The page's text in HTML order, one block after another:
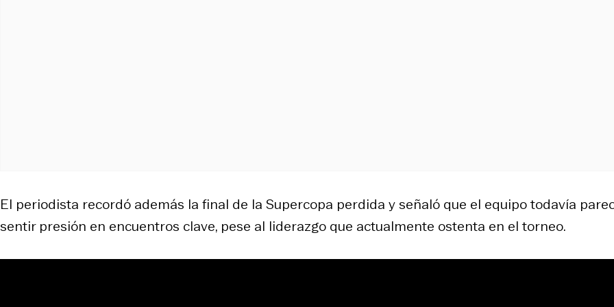
El periodista recordó además la final de la Supercopa perdida y señaló que el equipo todavía
sentir presión en encuentros clave, pese al liderazgo que actualmente ostenta en el torneo.